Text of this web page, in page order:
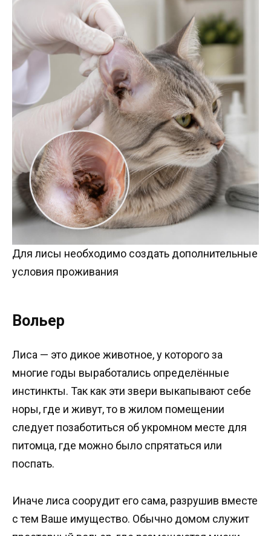
Для лисы необходимо создать дополнительные
условия проживания
Вольер
Лиса — это дикое животное, у которого за
многие годы выработались определённые
инстинкты. Так как эти звери выкапывают себе
норы, где и живут, то в жилом помещении
следует позаботиться об укромном месте для
питомца, где можно было спрятаться или
поспать.
Иначе лиса соорудит его сама, разрушив вместе
с тем Ваше имущество. Обычно домом служит